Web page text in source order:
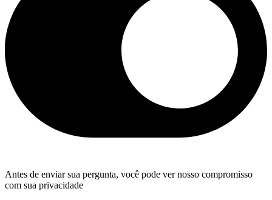
Antes de enviar sua pergunta, você pode ver nosso compromisso
com sua privacidade